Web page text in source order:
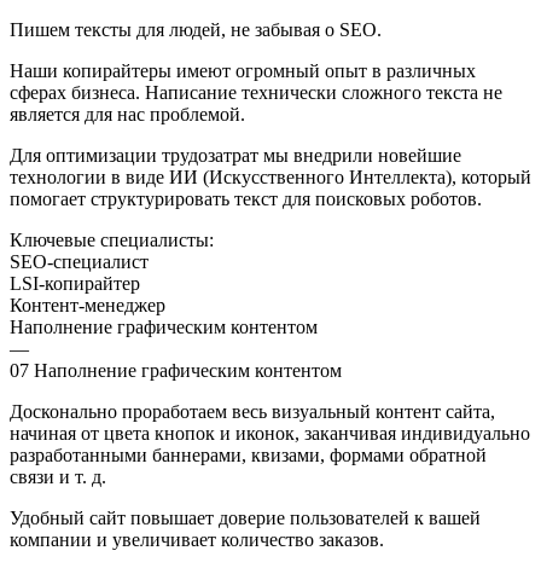
Пишем тексты для людей, не забывая о SEO.
Наши копирайтеры имеют огромный опыт в различных
сферах бизнеса. Написание технически сложного текста не
является для нас проблемой.
Для оптимизации трудозатрат мы внедрили новейшие
технологии в виде ИИ (Искусственного Интеллекта), который
помогает структурировать текст для поисковых роботов.
Ключевые специалисты:
SEO-специалист
LSI-копирайтер
Контент-менеджер
Наполнение графическим контентом
—
07 Наполнение графическим контентом
Досконально проработаем весь визуальный контент сайта,
начиная от цвета кнопок и иконок, заканчивая индивидуально
разработанными баннерами, квизами, формами обратной
связи и т. д.
Удобный сайт повышает доверие пользователей к вашей
компании и увеличивает количество заказов.